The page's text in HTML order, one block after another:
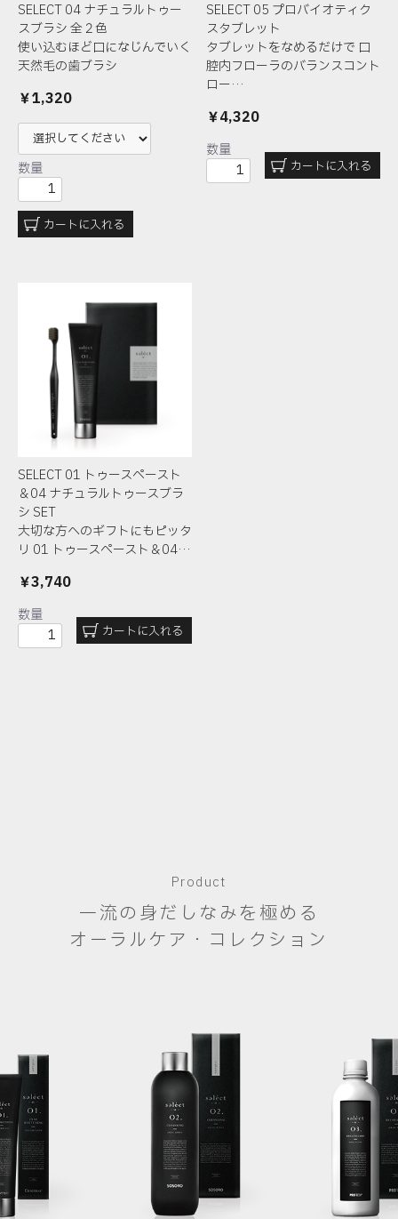
SELECT 04 ナチュラルトゥー
スブラシ 全２色
使い込むほど口になじんでいく
天然毛の歯ブラシ
￥1,320
数量
カートに入れる
SELECT 05 プロバイオティク
スタブレット
タブレットをなめるだけで 口
腔内フローラのバランスコント
ロー…
￥4,320
数量
カートに入れる
SELECT 01 トゥースペースト
＆04 ナチュラルトゥースブラ
シ SET
大切な方へのギフトにもピッタ
リ 01 トゥースペースト＆04…
￥3,740
数量
カートに入れる
Product
一流の身だしなみを極める
オーラルケア・コレクション